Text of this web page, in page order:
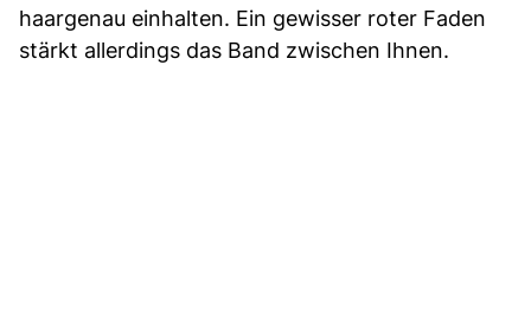
haargenau einhalten. Ein gewisser roter Faden
stärkt allerdings das Band zwischen Ihnen.